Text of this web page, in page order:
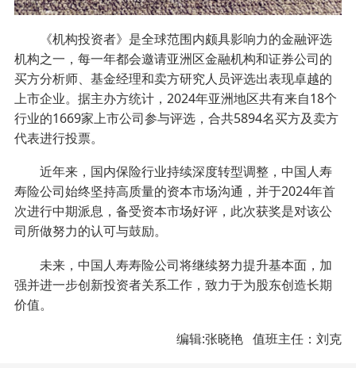
《机构投资者》是全球范围内颇具影响力的金融评选
机构之一，每一年都会邀请亚洲区金融机构和证券公司的
买方分析师、基金经理和卖方研究人员评选出表现卓越的
上市企业。据主办方统计，2024年亚洲地区共有来自18个
行业的1669家上市公司参与评选，合共5894名买方及卖方
代表进行投票。
近年来，国内保险行业持续深度转型调整，中国人寿
寿险公司始终坚持高质量的资本市场沟通，并于2024年首
次进行中期派息，备受资本市场好评，此次获奖是对该公
司所做努力的认可与鼓励。
未来，中国人寿寿险公司将继续努力提升基本面，加
强并进一步创新投资者关系工作，致力于为股东创造长期
价值。
编辑:张晓艳 值班主任：刘克